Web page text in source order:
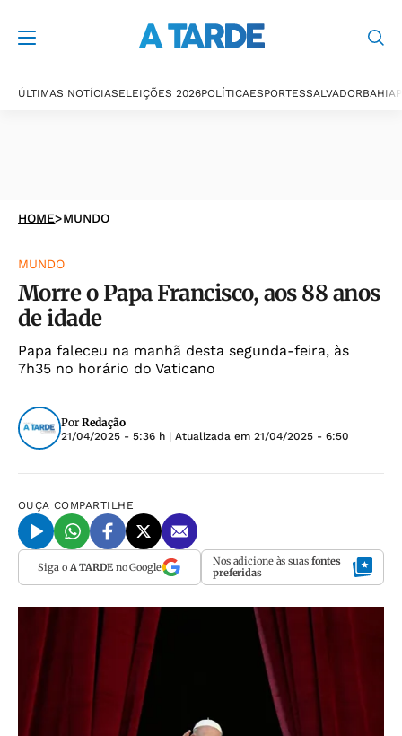
ÚLTIMAS NOTÍCIASELEIÇÕES 2026POLÍTICAESPORTESSALVADORBAHIA
HOME>MUNDO
MUNDO
Morre o Papa Francisco, aos 88 anos
de idade
Papa faleceu na manhã desta segunda-feira, às
7h35 no horário do Vaticano
Por Redação
21/04/2025 - 5:36 h | Atualizada em 21/04/2025 - 6:50
OUÇA COMPARTILHE
Siga o A TARDEno Google Nos adicione às suas fontes
preferidas